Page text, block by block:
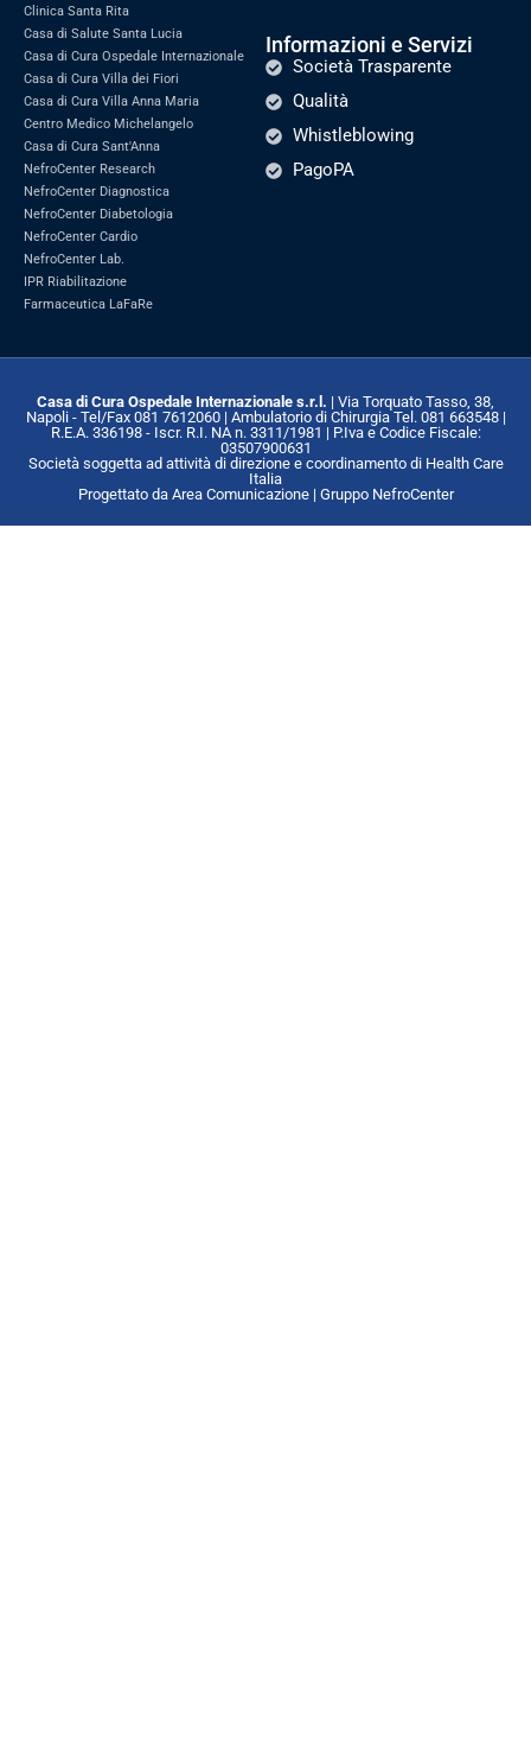
Clinica Santa Rita
Casa di Salute Santa Lucia
Casa di Cura Ospedale Internazionale
Casa di Cura Villa dei Fiori
Casa di Cura Villa Anna Maria
Centro Medico Michelangelo
Casa di Cura Sant'Anna
NefroCenter Research
NefroCenter Diagnostica
NefroCenter Diabetologia
NefroCenter Cardio
NefroCenter Lab.
IPR Riabilitazione
Farmaceutica LaFaRe
Informazioni e Servizi
Società Trasparente
Qualità
Whistleblowing
PagoPA
Casa di Cura Ospedale Internazionale s.r.l. | Via Torquato Tasso, 38,
Napoli - Tel/Fax 081 7612060 | Ambulatorio di Chirurgia Tel. 081 663548 |
R.E.A. 336198 - Iscr. R.I. NA n. 3311/1981 | P.Iva e Codice Fiscale:
03507900631
Società soggetta ad attività di direzione e coordinamento di Health Care
Italia
Progettato da Area Comunicazione | Gruppo NefroCenter